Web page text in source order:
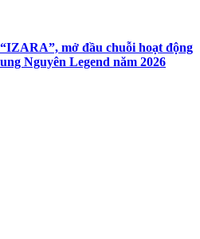
mở đầu chuỗi hoạt động
Nguyên Legend năm 2026